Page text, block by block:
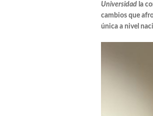
Universidad la
cambios que
única a nivel